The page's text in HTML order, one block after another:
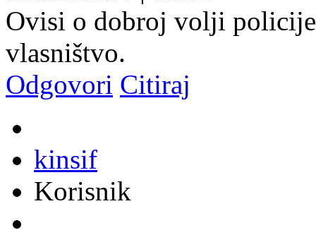
Ovisi o dobroj volji
vlasništvo.
Odgovori Citiraj
kinsif
Korisnik